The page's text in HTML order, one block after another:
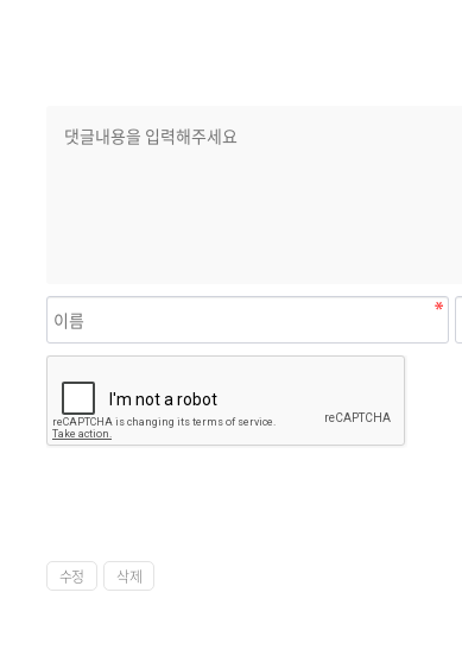
수정 삭제